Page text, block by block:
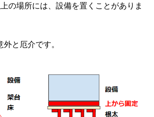
の場所には、設備を置くことがありま
と厄介です。